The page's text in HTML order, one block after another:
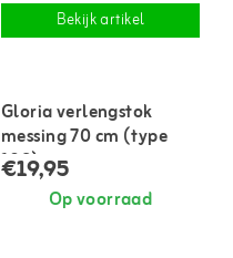
Bekijk artikel
Gloria verlengstok
messing 70 cm (type
109)
€19,95
Op voorraad